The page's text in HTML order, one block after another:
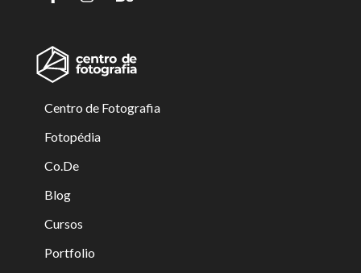
Centro de Fotografia
Fotopédia
Co.De
Blog
Cursos
Portfolio